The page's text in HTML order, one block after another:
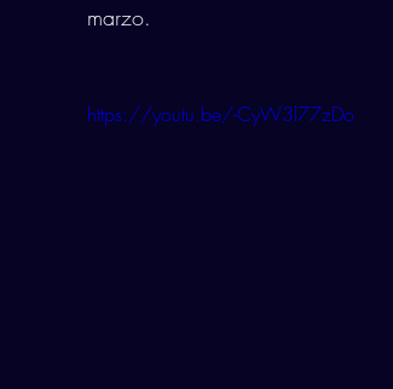
marzo.
https://youtu.be/-CyW3l77zDo